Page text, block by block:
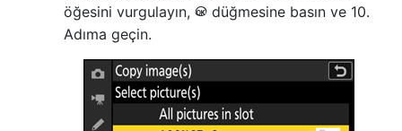
öğesini vurgulayın, J düğmesine basın ve 10.
Adıma geçin.